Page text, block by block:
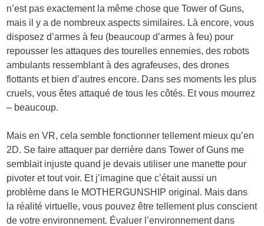
n’est pas exactement la même chose que Tower of Guns,
mais il y a de nombreux aspects similaires. Là encore, vous
disposez d’armes à feu (beaucoup d’armes à feu) pour
repousser les attaques des tourelles ennemies, des robots
ambulants ressemblant à des agrafeuses, des drones
flottants et bien d’autres encore. Dans ses moments les plus
cruels, vous êtes attaqué de tous les côtés. Et vous mourrez
– beaucoup.
Mais en VR, cela semble fonctionner tellement mieux qu’en
2D. Se faire attaquer par derrière dans Tower of Guns me
semblait injuste quand je devais utiliser une manette pour
pivoter et tout voir. Et j’imagine que c’était aussi un
problème dans le MOTHERGUNSHIP original. Mais dans
la réalité virtuelle, vous pouvez être tellement plus conscient
de votre environnement. Évaluer l’environnement dans